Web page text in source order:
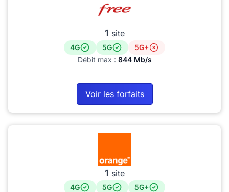
1 site
4G 5G
5G+
Débit max : 844 Mb/s
Voir les forfaits
1 site
4G 5G
5G+